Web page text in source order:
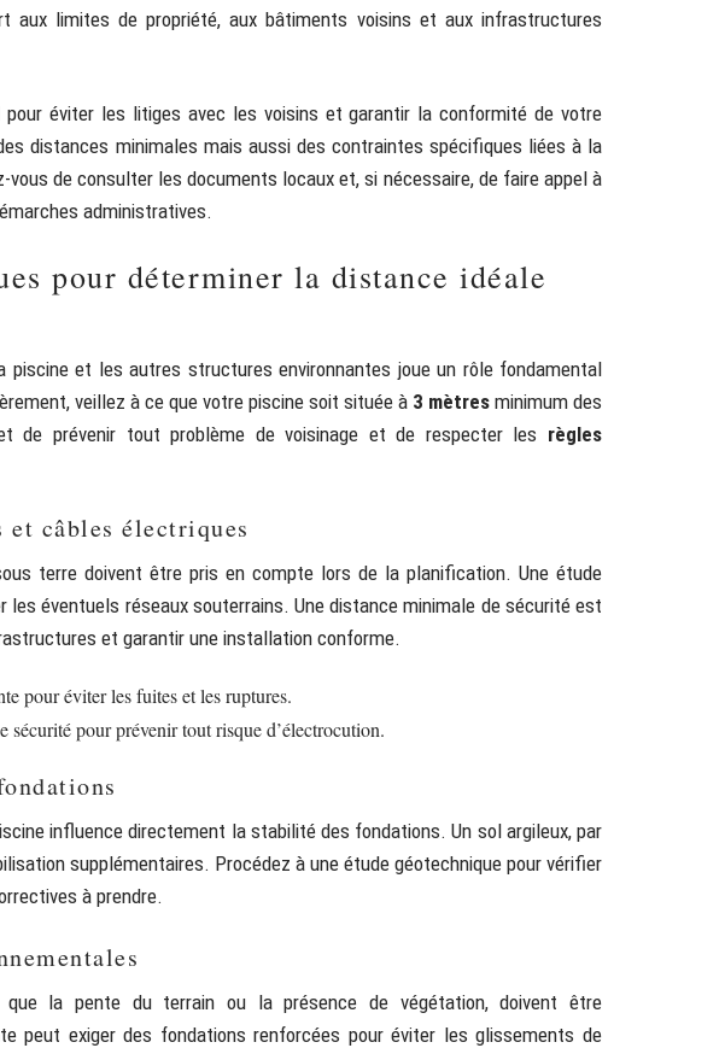
aux limites de propriété, aux bâtiments voisins et aux infrastructures
éviter les litiges avec les voisins et garantir la conformité de votre
distances minimales mais aussi des contraintes spécifiques liées à la
de consulter les documents locaux et, si nécessaire, de faire appel à
administratives.
pour déterminer la distance idéale
et les autres structures environnantes joue un rôle fondamental
veillez à ce que votre piscine soit située à 3 mètres minimum des
de prévenir tout problème de voisinage et de respecter les règles
câbles électriques
terre doivent être pris en compte lors de la planification. Une étude
les éventuels réseaux souterrains. Une distance minimale de sécurité est
et garantir une installation conforme.
pour éviter les fuites et les ruptures.
sécurité pour prévenir tout risque d’électrocution.
influence directement la stabilité des fondations. Un sol argileux, par
supplémentaires. Procédez à une étude géotechnique pour vérifier
à prendre.
que la pente du terrain ou la présence de végétation, doivent être
peut exiger des fondations renforcées pour éviter les glissements de